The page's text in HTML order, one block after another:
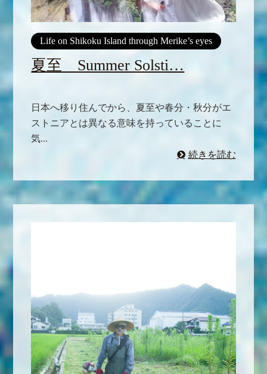
Life on Shikoku Island through Merike’s eyes
夏至 Summer Solsti…
日本へ移り住んでから、夏至や春分・秋分がエ
ストニアとは異なる意味を持っていることに
気...
続きを読む